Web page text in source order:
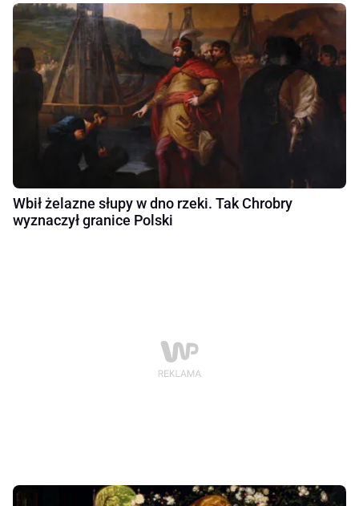
Wbił żelazne słupy w dno rzeki. Tak Chrobry
wyznaczył granice Polski